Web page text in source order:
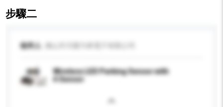
步驟二
收件人
Wireless LED Parking Sensor with
4 Sensor